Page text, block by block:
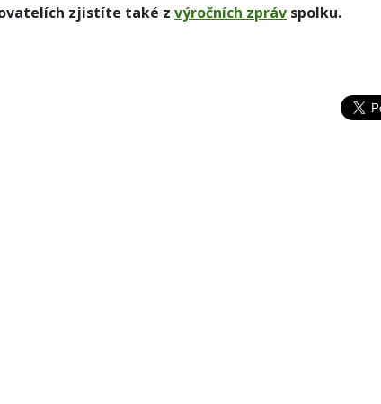
zjistíte také z výročních zpráv spolku.